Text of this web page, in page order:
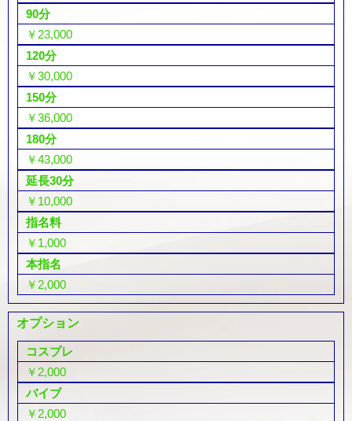
90分
￥23,000
120分
￥30,000
150分
￥36,000
180分
￥43,000
延長30分
￥10,000
指名料
￥1,000
本指名
￥2,000
オプション
コスプレ
￥2,000
バイブ
￥2,000